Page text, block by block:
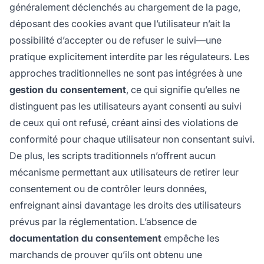
généralement déclenchés au chargement de la page,
déposant des cookies avant que l’utilisateur n’ait la
possibilité d’accepter ou de refuser le suivi—une
pratique explicitement interdite par les régulateurs. Les
approches traditionnelles ne sont pas intégrées à une
gestion du consentement, ce qui signifie qu’elles ne
distinguent pas les utilisateurs ayant consenti au suivi
de ceux qui ont refusé, créant ainsi des violations de
conformité pour chaque utilisateur non consentant suivi.
De plus, les scripts traditionnels n’offrent aucun
mécanisme permettant aux utilisateurs de retirer leur
consentement ou de contrôler leurs données,
enfreignant ainsi davantage les droits des utilisateurs
prévus par la réglementation. L’absence de
documentation du consentement empêche les
marchands de prouver qu’ils ont obtenu une